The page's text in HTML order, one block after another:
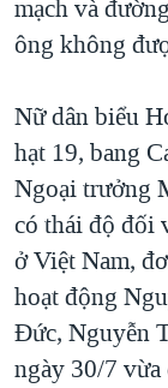
mạch và
ông không
Nữ dân biểu
hạt 19, bang
Ngoại trưởng
có thái độ đối
ở Việt Nam,
hoạt động
Đức, Nguyễn
ngày 30/7 vừa